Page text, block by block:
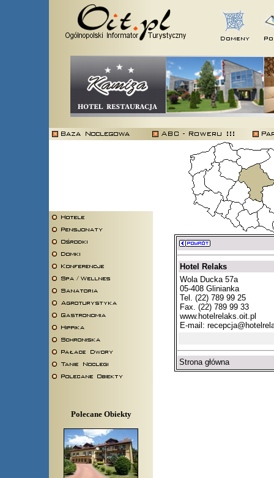
Polecane Obiekty
Hotel Relaks
Wola Ducka 57a
05-408 Glinianka
Tel. (22) 789 99 25
Fax. (22) 789 99 33
www.hotelrelaks.oit.pl
E-mail:
Strona główna